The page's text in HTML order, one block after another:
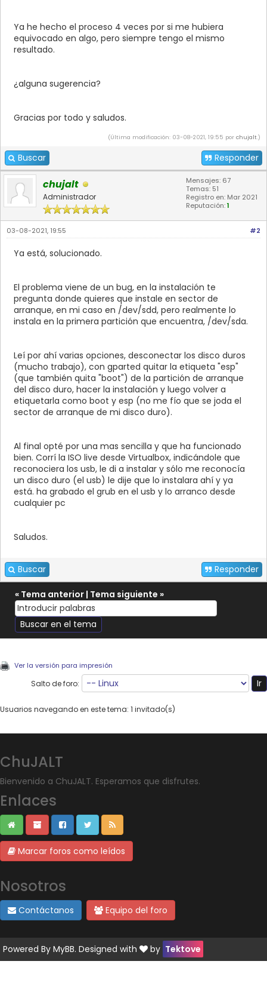
Ya he hecho el proceso 4 veces por si me hubiera
equivocado en algo, pero siempre tengo el mismo
resultado.
¿alguna sugerencia?
Gracias por todo y saludos.
(Última modificación: 03-08-2021, 19:55 por chujalt.)
Buscar Responder
chujalt
Administrador
Mensajes: 67
Temas: 51
Registro en: Mar 2021
Reputación:1
#2
03-08-2021, 19:55
Ya está, solucionado.
El problema viene de un bug, en la instalación te
pregunta donde quieres que instale en sector de
arranque, en mi caso en /dev/sdd, pero realmente lo
instala en la primera partición que encuentra, /dev/sda.
Leí por ahí varias opciones, desconectar los disco duros
(mucho trabajo), con gparted quitar la etiqueta "esp"
(que también quita "boot") de la partición de arranque
del disco duro, hacer la instalación y luego volver a
etiquetarla como boot y esp (no me fío que se joda el
sector de arranque de mi disco duro).
Al final opté por una mas sencilla y que ha funcionado
bien. Corrí la ISO live desde Virtualbox, indicándole que
reconociera los usb, le di a instalar y sólo me reconocía
un disco duro (el usb) le dije que lo instalara ahí y ya
está. ha grabado el grub en el usb y lo arranco desde
cualquier pc
Saludos.
Buscar Responder
« Tema anterior | Tema siguiente »
Ver la versión para impresión
Salto de foro:
Usuarios navegando en este tema: 1 invitado(s)
ChuJALT
Bienvenido a ChuJALT. Esperamos que disfrutes.
Enlaces
Marcar foros como leídos
Nosotros
Contáctanos Equipo del foro
Powered By MyBB. Designed with by Tektove